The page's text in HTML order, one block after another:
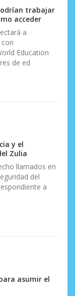
trabajar
acceder
a
Education
de ed
y el
Zulia
llamados en
del
a
asumir el